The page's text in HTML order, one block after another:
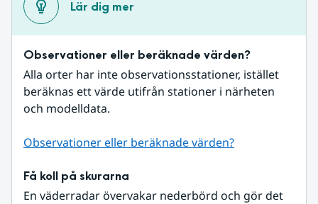
Lär dig mer
Observationer eller beräknade värden?
Alla orter har inte observationsstationer, istället
beräknas ett värde utifrån stationer i närheten
och modelldata.
Observationer eller beräknade värden?
Få koll på skurarna
En väderradar övervakar nederbörd och gör det